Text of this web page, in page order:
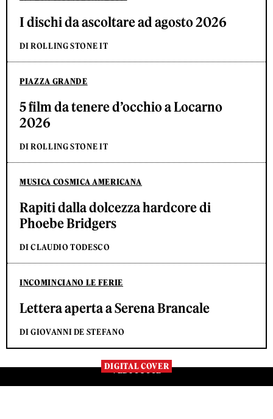
I dischi da ascoltare ad agosto 2026
DI ROLLING STONE IT
PIAZZA GRANDE
5 film da tenere d’occhio a Locarno
2026
DI ROLLING STONE IT
MUSICA COSMICA AMERICANA
Rapiti dalla dolcezza hardcore di
Phoebe Bridgers
DI CLAUDIO TODESCO
INCOMINCIANO LE FERIE
Lettera aperta a Serena Brancale
DI GIOVANNI DE STEFANO
DIGITAL COVER
VEDI TUTTE